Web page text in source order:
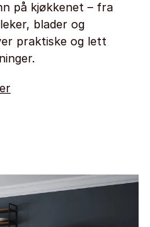
på kjøkkenet – fra
blader og
praktiske og lett